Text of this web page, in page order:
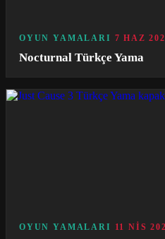
OYUN YAMALARI 7 HAZ
Nocturnal Türkçe Yama
OYUN YAMALARI 11 NIS